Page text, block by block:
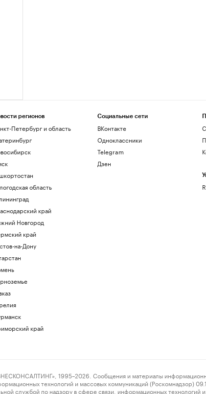
регионов
Петербург и область
область
край
Новгород
край
на-Дону
край
Социальные сети
ВКонтакте
Одноклассники
Telegram
Дзен
1995–2026. Сообщения и материалы
технологий и массовых коммуникаций (Роскомнадзор)
службой по надзору в сфере связи, информационных